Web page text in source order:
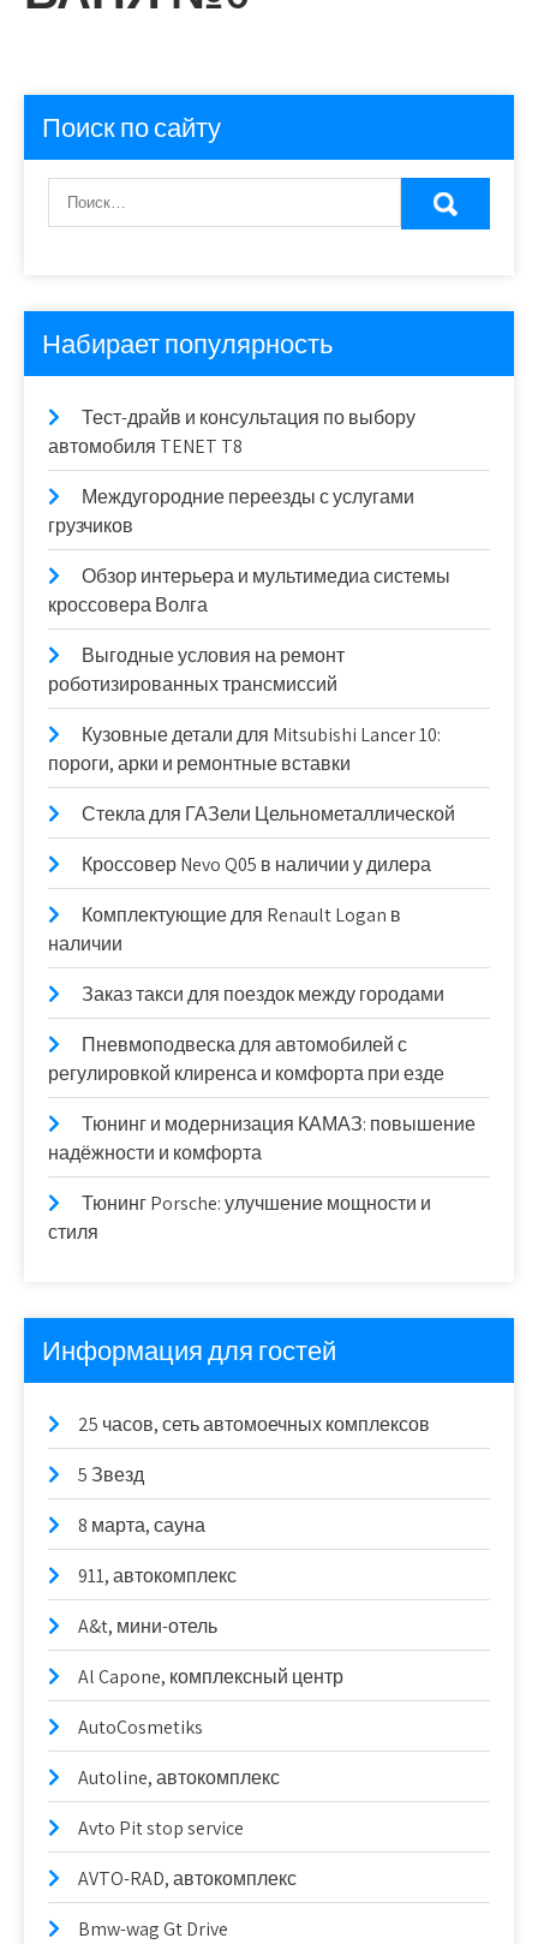
Поиск по сайту
Набирает популярность
Тест-драйв и консультация по выбору
автомобиля TENET T8
Междугородние переезды с услугами
грузчиков
Обзор интерьера и мультимедиа системы
кроссовера Волга
Выгодные условия на ремонт
роботизированных трансмиссий
Кузовные детали для Mitsubishi Lancer 10:
пороги, арки и ремонтные вставки
Стекла для ГАЗели Цельнометаллической
Кроссовер Nevo Q05 в наличии у дилера
Комплектующие для Renault Logan в
наличии
Заказ такси для поездок между городами
Пневмоподвеска для автомобилей с
регулировкой клиренса и комфорта при езде
Тюнинг и модернизация КАМАЗ: повышение
надёжности и комфорта
Тюнинг Porsche: улучшение мощности и
стиля
Информация для гостей
25 часов, сеть автомоечных комплексов
5 Звезд
8 марта, сауна
911, автокомплекс
A&t, мини-отель
Al Capone, комплексный центр
AutoCosmetiks
Autoline, автокомплекс
Avto Pit stop service
AVTO-RAD, автокомплекс
Bmw-wag Gt Drive